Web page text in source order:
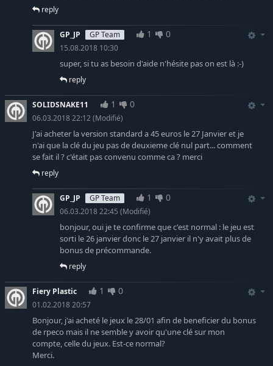
reply
GP_JP GP Team 1 0
15.08.2018 10:30
super, si tu as besoin d'aide n'hésite pas on est là :-)
reply
SOLIDSNAKE11 1 0
06.03.2018 22:12 (Modifié)
J'ai acheter la version standard a 45 euros le 27 Janvier et je
n'ai que la clé du jeu pas de deuxieme clé nul part... comment
se fait il ? c'était pas convenu comme ca ? merci
reply
GP_JP GP Team 1 0
06.03.2018 22:45 (Modifié)
bonjour, oui je te confirme que c'est normal : le jeu est
sorti le 26 janvier donc le 27 janvier il n'y avait plus de
bonus de précommande.
reply
Fiery Plastic 1 0
01.02.2018 20:57
Bonjour, j'ai acheté le jeux le 28/01 afin de beneficier du bonus
de rpeco mais il ne semble y avoir qu'une clé sur mon
compte, celle du jeux. Est-ce normal?
Merci.